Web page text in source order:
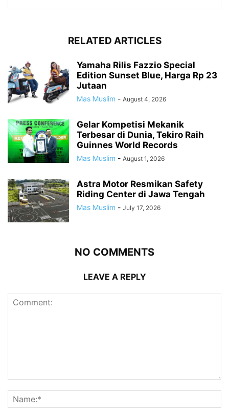
RELATED ARTICLES
Yamaha Rilis Fazzio Special
Edition Sunset Blue, Harga Rp 23
Jutaan
Mas Muslim - August 4, 2026
Gelar Kompetisi Mekanik
Terbesar di Dunia, Tekiro Raih
Guinnes World Records
Mas Muslim - August 1, 2026
Astra Motor Resmikan Safety
Riding Center di Jawa Tengah
Mas Muslim - July 17, 2026
NO COMMENTS
LEAVE A REPLY